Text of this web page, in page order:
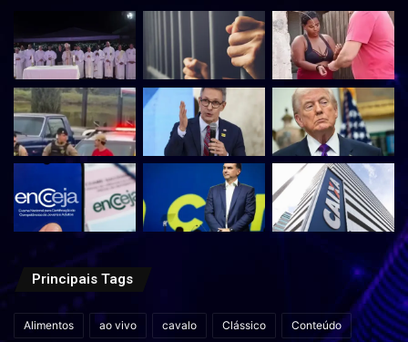
Principais Tags
Alimentos ao vivo cavalo Clássico Conteúdo